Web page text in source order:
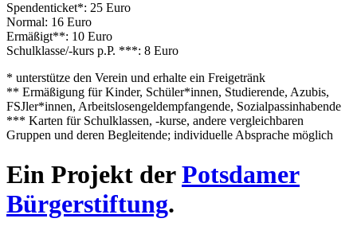
Spendenticket*: 25 Euro
Normal: 16 Euro
Ermäßigt**: 10 Euro
Schulklasse/-kurs p.P. ***: 8 Euro
* unterstütze den Verein und erhalte ein Freigetränk
** Ermäßigung für Kinder, Schüler*innen, Studierende, Azubis,
FSJler*innen, Arbeitslosengeldempfangende, Sozialpassinhabende
*** Karten für Schulklassen, -kurse, andere vergleichbaren
Gruppen und deren Begleitende; individuelle Absprache möglich
Ein Projekt der Potsdamer
Bürgerstiftung.